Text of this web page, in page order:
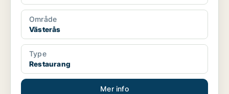
Område
Västerås
Type
Restaurang
Mer info